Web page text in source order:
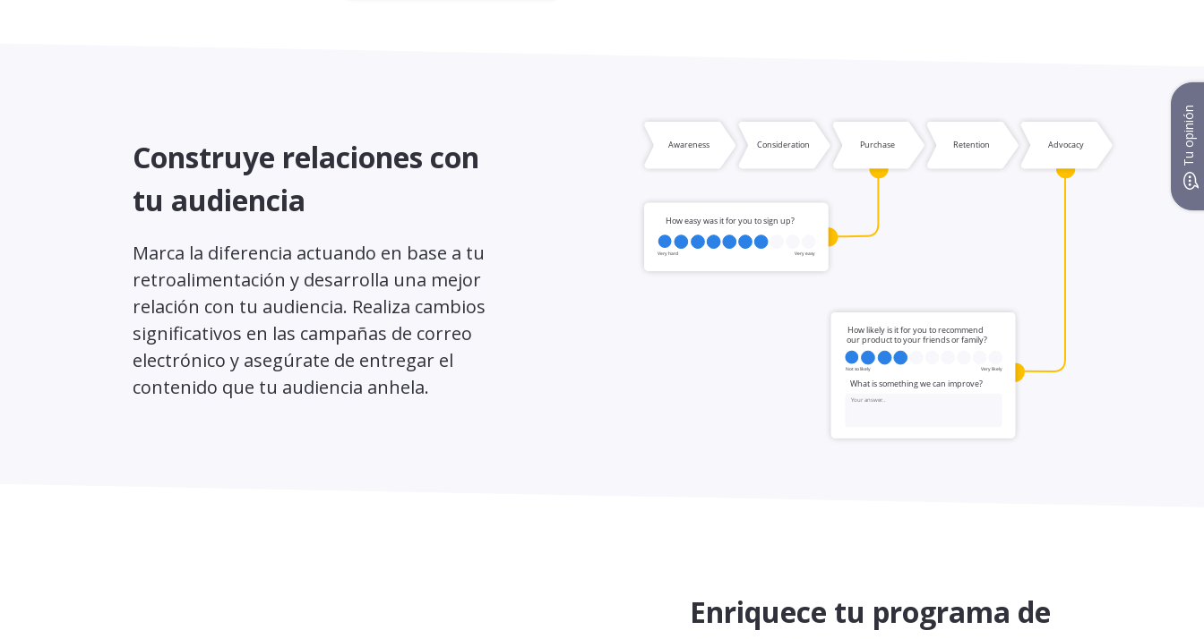
Construye relaciones con
tu audiencia
Marca la diferencia actuando en base a tu
retroalimentación y desarrolla una mejor
relación con tu audiencia. Realiza cambios
significativos en las campañas de correo
electrónico y asegúrate de entregar el
contenido que tu audiencia anhela.
Enriquece tu programa de
Tu opinión